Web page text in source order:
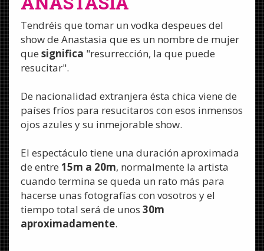
Tendréis que tomar un vodka despeues del
show de Anastasia que es un nombre de mujer
que significa "resurrección, la que puede
resucitar".
De nacionalidad extranjera ésta chica viene de
países fríos para resucitaros con esos inmensos
ojos azules y su inmejorable show.
El espectáculo tiene una duración aproximada
de entre 15m a 20m, normalmente la artista
cuando termina se queda un rato más para
hacerse unas fotografías con vosotros y el
tiempo total será de unos 30m
aproximadamente.